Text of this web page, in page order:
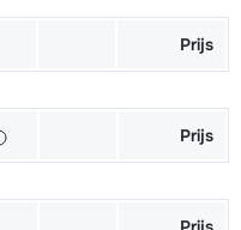
van week
van week
van week
Prijs
van week
van week
Prijs